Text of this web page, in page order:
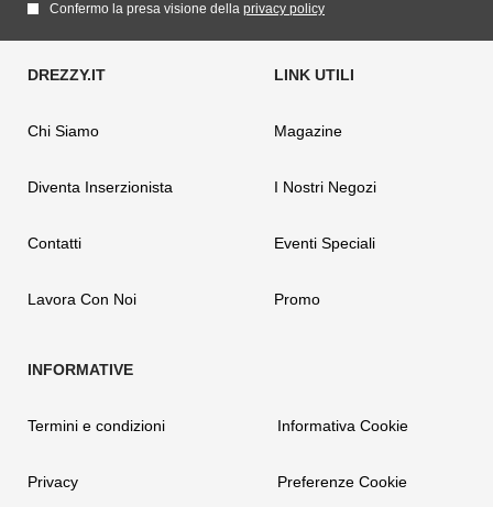
Confermo la presa visione della privacy policy
Chi Siamo
Diventa Inserzionista
Contatti
Lavora Con Noi
Magazine
I Nostri Negozi
Eventi Speciali
Promo
Termini e condizioni
Privacy
Informativa Cookie
Preferenze Cookie